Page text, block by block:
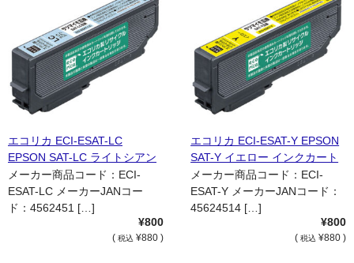
エコリカ ECI-ESAT-LC
EPSON SAT-LC ライトシアン
インクカートリッジ 国内リサ
イクル品
メーカー商品コード：ECI-
ESAT-LC メーカーJANコー
ド：4562451 […]
¥800
( 税込 ¥880 )
エコリカ ECI-ESAT-Y EPSON
SAT-Y イエロー インクカート
リッジ 国内リサイクル品
メーカー商品コード：ECI-
ESAT-Y メーカーJANコード：
45624514 […]
¥800
( 税込 ¥880 )